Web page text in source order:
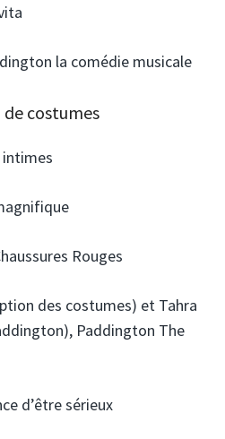
la comédie musicale
costumes
intimes
Rouges
des costumes) et Tahra
Paddington The
d’être sérieux